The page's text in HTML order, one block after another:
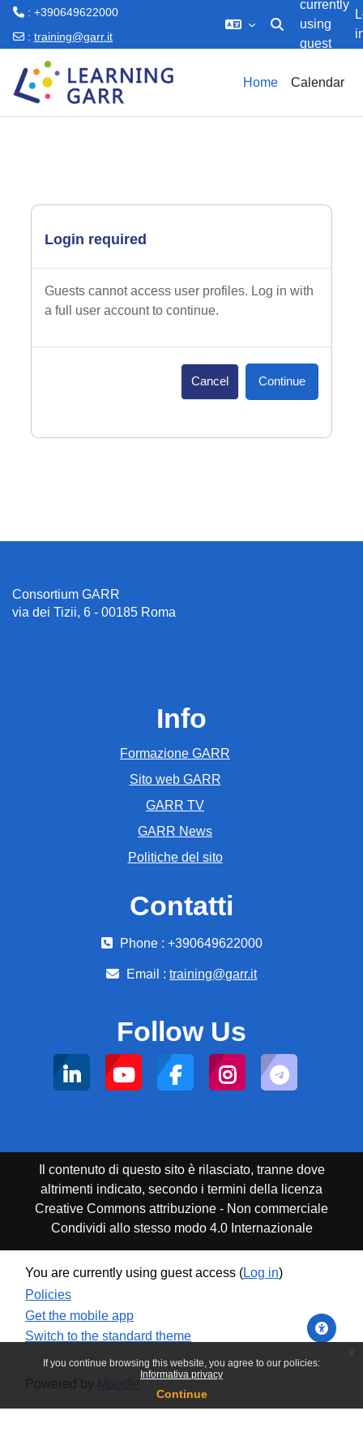
If you continue browsing this website, you agree to our policies:
Informativa privacy
Continue
: +390649622000
: training@garr.it Toggle search
currently
using
guest
Home Calendar
Login required
Guests cannot access user profiles. Log in with
a full user account to continue.
Cancel Continue
Consortium GARR
via dei Tizii, 6 - 00185 Roma
Info
Formazione GARR
Sito web GARR
GARR TV
GARR News
Politiche del sito
Contatti
Phone : +390649622000
Email : training@garr.it
Follow Us
Il contenuto di questo sito è rilasciato, tranne dove
altrimenti indicato, secondo i termini della licenza
Creative Commons attribuzione - Non commerciale
Condividi allo stesso modo 4.0 Internazionale
You are currently using guest access (Log in)
Policies
Get the mobile app
Switch to the standard theme
Powered by